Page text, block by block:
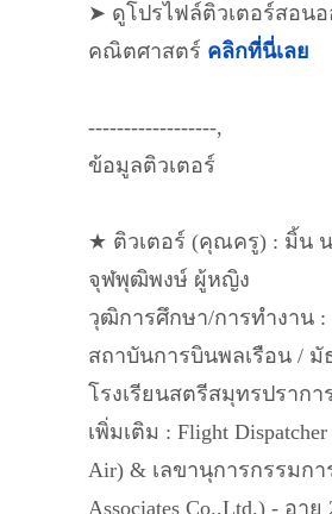
➤ ดูโปรไฟล์ติวเตอร์สอน
คณิตศาสตร์ คลิกที่นี่เลย
------------------,
ข้อมูลติวเตอร์
★ ติวเตอร์ (คุณครู) : มิ้น
จุฬพุฒิพงษ์ ผู้หญิง
วุฒิการศึกษา/การทำงาน
สถาบันการบินพลเรือน / มั
โรงเรียนสตรีสมุทรปรากา
เพิ่มเติม : Flight
Air) & เลขานุการกรรมกา
Associates Co.,Ltd.) - อายุ